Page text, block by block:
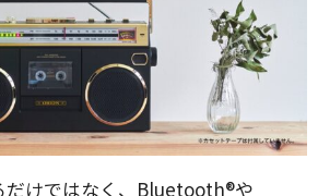
だけではなく、Bluetooth®や